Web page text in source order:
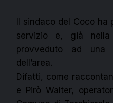
Il sindaco del Coco ha
servizio e, già
provveduto ad una
dell’area.
Difatti, come
e Pirò Walter,